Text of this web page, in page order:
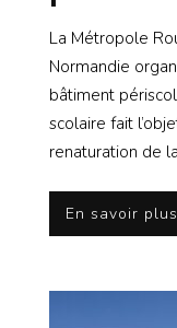
La Métropole
Normandie
bâtiment
scolaire fait
renaturation de
En savoir plus